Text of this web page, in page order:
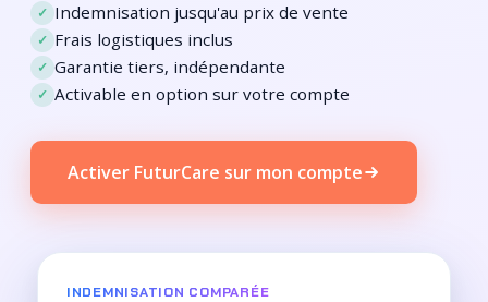
Indemnisation jusqu'au prix de vente
Frais logistiques inclus
Garantie tiers, indépendante
Activable en option sur votre compte
Activer FuturCare sur mon compte
INDEMNISATION COMPARÉE